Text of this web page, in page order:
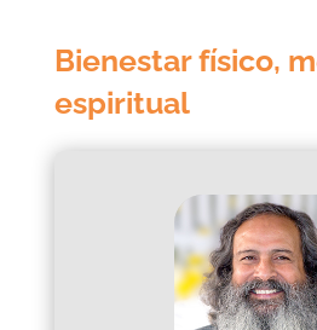
Bienestar físico,
espiritual